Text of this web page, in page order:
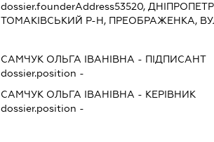
dossier.founderAddress53520,
ТОМАКІВСЬКИЙ Р-Н, ПРЕОБРАЖЕНКА,
САМЧУК ОЛЬГА ІВАНІВНА - ПІДПИСАНТ
dossier.position -
САМЧУК ОЛЬГА ІВАНІВНА - КЕРІВНИК
dossier.position -